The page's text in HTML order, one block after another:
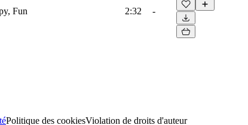
Fun 2:32 -
Politique des cookiesViolation de droits d'auteur